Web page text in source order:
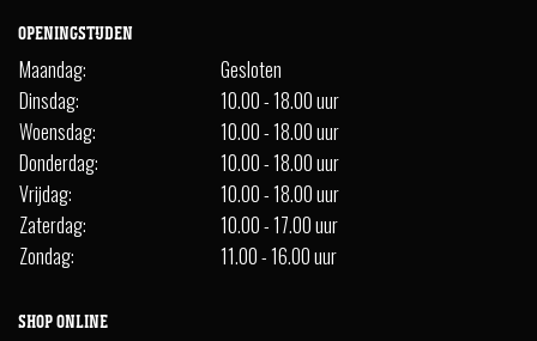
OPENINGSTIJDEN
Maandag:
Gesloten
Dinsdag:
10.00 - 18.00 uur
Woensdag:
10.00 - 18.00 uur
Donderdag:
10.00 - 18.00 uur
Vrijdag:
10.00 - 18.00 uur
Zaterdag:
10.00 - 17.00 uur
Zondag:
11.00 - 16.00 uur
SHOP ONLINE